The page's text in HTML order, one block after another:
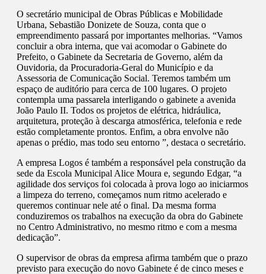
O secretário municipal de Obras Públicas e Mobilidade
Urbana, Sebastião Donizete de Souza, conta que o
empreendimento passará por importantes melhorias. “Vamos
concluir a obra interna, que vai acomodar o Gabinete do
Prefeito, o Gabinete da Secretaria de Governo, além da
Ouvidoria, da Procuradoria-Geral do Município e da
Assessoria de Comunicação Social. Teremos também um
espaço de auditório para cerca de 100 lugares. O projeto
contempla uma passarela interligando o gabinete a avenida
João Paulo II. Todos os projetos de elétrica, hidráulica,
arquitetura, proteção à descarga atmosférica, telefonia e rede
estão completamente prontos. Enfim, a obra envolve não
apenas o prédio, mas todo seu entorno ”, destaca o secretário.
A empresa Logos é também a responsável pela construção da
sede da Escola Municipal Alice Moura e, segundo Edgar, “a
agilidade dos serviços foi colocada à prova logo ao iniciarmos
a limpeza do terreno, começamos num ritmo acelerado e
queremos continuar nele até o final. Da mesma forma
conduziremos os trabalhos na execução da obra do Gabinete
no Centro Administrativo, no mesmo ritmo e com a mesma
dedicação”.
O supervisor de obras da empresa afirma também que o prazo
previsto para execução do novo Gabinete é de cinco meses e